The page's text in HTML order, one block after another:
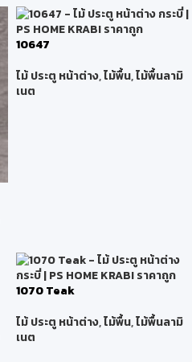
10647
ไม้ ประตู หน้าต่าง,ไม้พื้น,ไม้พื้นลามิ
เนต
1070 Teak
ไม้ ประตู หน้าต่าง,ไม้พื้น,ไม้พื้นลามิ
เนต